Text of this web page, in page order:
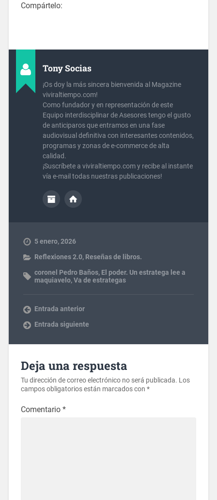
Compártelo:
Tony Socias
¡Os doy la más sincera bienvenida al Magazine
viviraltiempo.com!
Como fundador y en representación de este
Equipo interdisciplinar de Asesores tengo el gusto
de anticiparos que entramos en una fase
audiovisual definitiva con interesantes contenidos,
programas y zonas de e-commerce de alta
calidad.
¡Suscríbete a viviraltiempo.com y recibe al instante
vía e-mail todas nuestras publicaciones!
5 enero, 2026
Reflexiones 2.0, Reseñas de libros.
coronel Pedro Baños, El poder. Un estratega lee a
maquiavelo,Va de estrategas
Entrada anterior
Entrada siguiente
Deja una respuesta
Tu dirección de correo electrónico no será publicada. Los
campos obligatorios están marcados con *
Comentario *